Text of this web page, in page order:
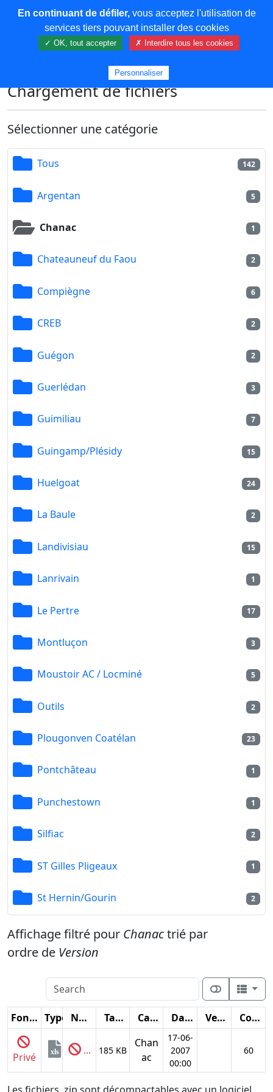
COREMA
Chargement de fichiers
Sélectionner une catégorie
Tous 142
Argentan 5
Chanac 1
Chateauneuf du Faou 2
Compiègne 6
CREB 2
Guégon 2
Guerlédan 3
Guimiliau 7
Guingamp/Plésidy 15
Huelgoat 24
La Baule 2
Landivisiau 15
Lanrivain 1
Le Pertre 17
Montluçon 3
Moustoir AC / Locminé 5
Outils 2
Plougonven Coatélan 23
Pontchâteau 1
Punchestown 1
Silfiac 2
ST Gilles Pligeaux 1
St Hernin/Gourin 2
Affichage filtré pour Chanactrié par
ordre de Version
Fonctions Type Nom Taille Catégorie Date Version Compteur
Privé xls ... 185 KB
Chan
ac
17-06-
2007
00:00
60
En continuant de défiler,vous acceptez l'utilisation de
services tiers pouvant installer des cookies
✓ OK, tout accepter ✗ Interdire tous les cookies
Personnaliser